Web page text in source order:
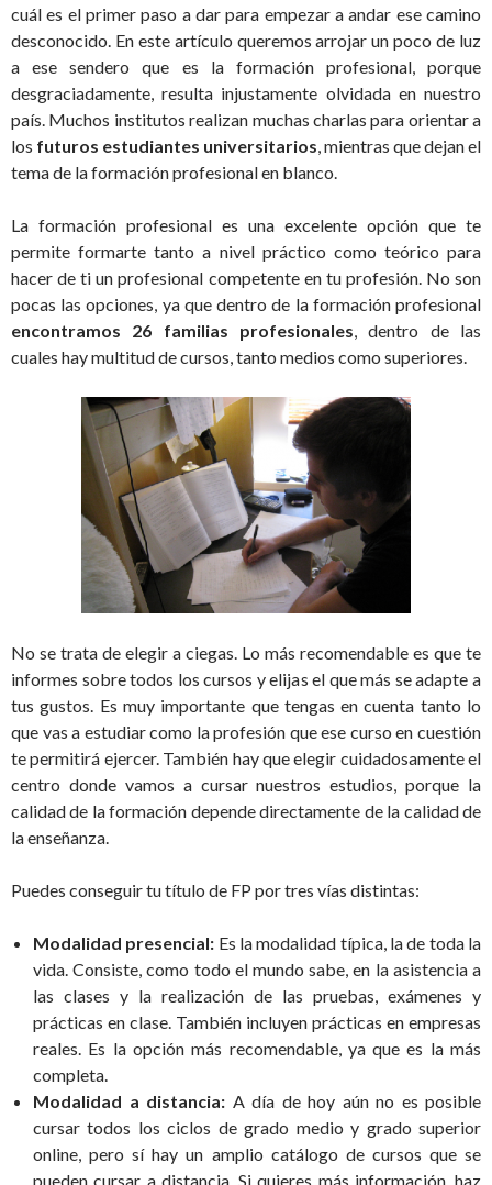
cuál es el primer paso a dar para empezar a andar ese camino
desconocido. En este artículo queremos arrojar un poco de luz
a ese sendero que es la formación profesional, porque
desgraciadamente, resulta injustamente olvidada en nuestro
país. Muchos institutos realizan muchas charlas para orientar a
los futuros estudiantes universitarios, mientras que dejan el
tema de la formación profesional en blanco.
La formación profesional es una excelente opción que te
permite formarte tanto a nivel práctico como teórico para
hacer de ti un profesional competente en tu profesión. No son
pocas las opciones, ya que dentro de la formación profesional
encontramos 26 familias profesionales, dentro de las
cuales hay multitud de cursos, tanto medios como superiores.
No se trata de elegir a ciegas. Lo más recomendable es que te
informes sobre todos los cursos y elijas el que más se adapte a
tus gustos. Es muy importante que tengas en cuenta tanto lo
que vas a estudiar como la profesión que ese curso en cuestión
te permitirá ejercer. También hay que elegir cuidadosamente el
centro donde vamos a cursar nuestros estudios, porque la
calidad de la formación depende directamente de la calidad de
la enseñanza.
Puedes conseguir tu título de FP por tres vías distintas:
Modalidad presencial: Es la modalidad típica, la de toda la
vida. Consiste, como todo el mundo sabe, en la asistencia a
las clases y la realización de las pruebas, exámenes y
prácticas en clase. También incluyen prácticas en empresas
reales. Es la opción más recomendable, ya que es la más
completa.
Modalidad a distancia: A día de hoy aún no es posible
cursar todos los ciclos de grado medio y grado superior
online, pero sí hay un amplio catálogo de cursos que se
pueden cursar a distancia. Si quieres más información, haz